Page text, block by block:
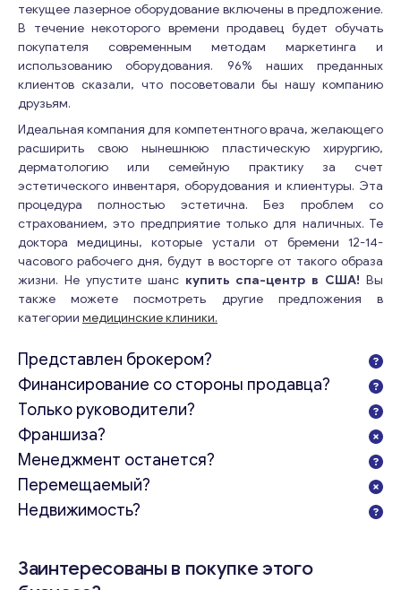
текущее лазерное оборудование включены в предложение.
В течение некоторого времени продавец будет обучать
покупателя современным методам маркетинга и
использованию оборудования. 96% наших преданных
клиентов сказали, что посоветовали бы нашу компанию
друзьям.
Идеальная компания для компетентного врача, желающего
расширить свою нынешнюю пластическую хирургию,
дерматологию или семейную практику за счет
эстетического инвентаря, оборудования и клиентуры. Эта
процедура полностью эстетична. Без проблем со
страхованием, это предприятие только для наличных. Те
доктора медицины, которые устали от бремени 12-14-
часового рабочего дня, будут в восторге от такого образа
жизни. Не упустите шанс купить спа-центр в США! Вы
также можете посмотреть другие предложения в
категории медицинские клиники.
Представлен брокером?
Финансирование со стороны продавца?
Только руководители?
Франшиза?
Менеджмент останется?
Перемещаемый?
Недвижимость?
Заинтересованы в покупке этого